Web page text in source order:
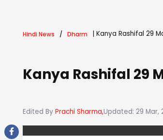
Hindi News Dharm Kanya Rashifal 29
Kanya Rashifal 29
Edited By Prachi Sharma,Updated: 29 Mar,